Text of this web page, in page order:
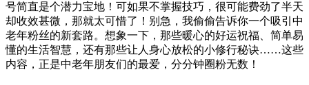
号简直是个潜力宝地！可如果不掌握技巧，很可能费劲了半天
却收效甚微，那就太可惜了！别急，我偷偷告诉你一个吸引中
老年粉丝的新套路。想象一下，那些暖心的好运祝福、简单易
懂的生活智慧，还有那些让人身心放松的小修行秘诀……这些
内容，正是中老年朋友们的最爱，分分钟圈粉无数！